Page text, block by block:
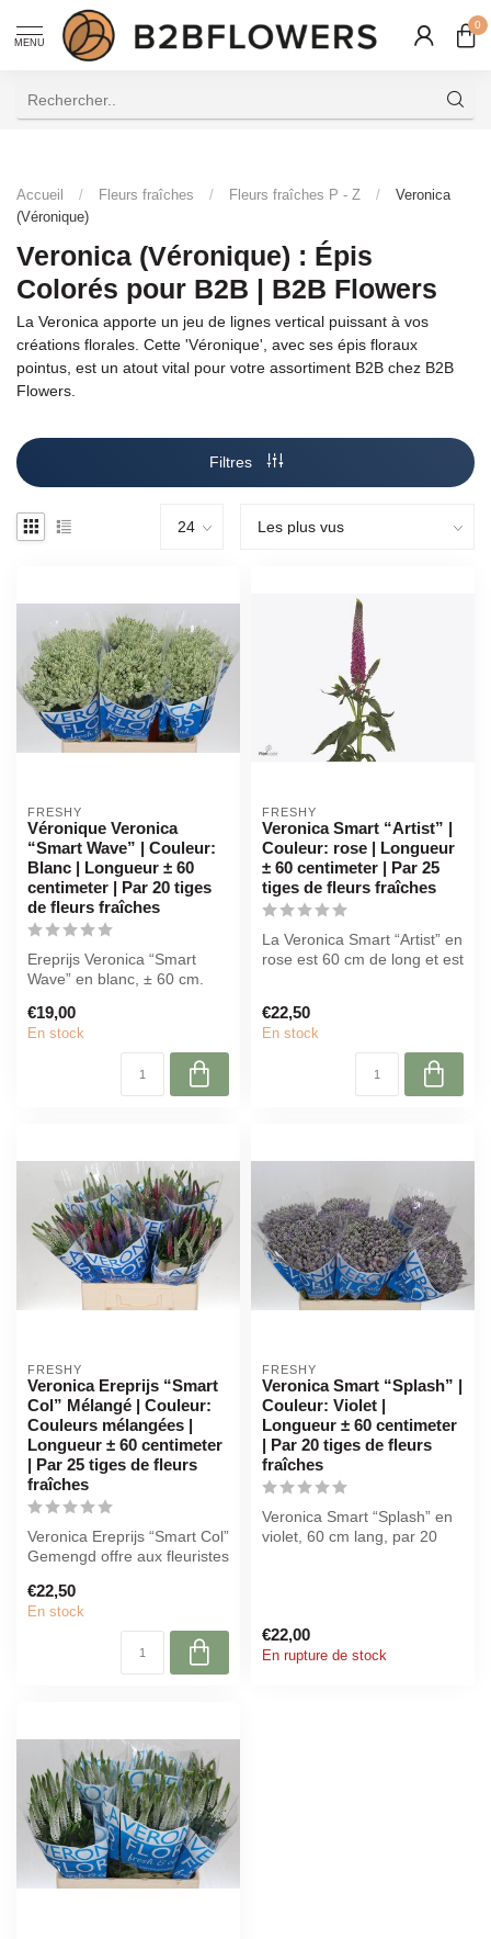
MENU
0
Accueil / Fleurs fraîches / Fleurs fraîches P - Z /
Veronica
(Véronique)
Veronica (Véronique) : Épis
Colorés pour B2B | B2B Flowers
La Veronica apporte un jeu de lignes vertical puissant à vos
créations florales. Cette 'Véronique', avec ses épis floraux
pointus, est un atout vital pour votre assortiment B2B chez B2B
Flowers.
Filtres
FRESHY
Véronique Veronica
“Smart Wave” | Couleur:
Blanc | Longueur ± 60
centimeter | Par 20 tiges
de fleurs fraîches
Ereprijs Veronica “Smart
Wave” en blanc, ± 60 cm.
déc...
€19,00
En stock
FRESHY
Veronica Smart “Artist” |
Couleur: rose | Longueur
± 60 centimeter | Par 25
tiges de fleurs fraîches
La Veronica Smart “Artist” en
rose est 60 cm de long et est
€22,50
En stock
FRESHY
Veronica Ereprijs “Smart
Col” Mélangé | Couleur:
Couleurs mélangées |
Longueur ± 60 centimeter
| Par 25 tiges de fleurs
fraîches
Veronica Ereprijs “Smart Col”
Gemengd offre aux fleuristes
€22,50
En stock
FRESHY
Veronica Smart “Splash” |
Couleur: Violet |
Longueur ± 60 centimeter
| Par 20 tiges de fleurs
fraîches
Veronica Smart “Splash” en
violet, 60 cm lang, par 20
€22,00
En rupture de stock